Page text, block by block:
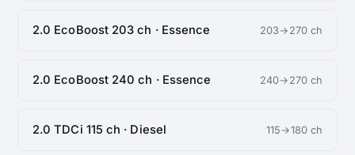
2.0 EcoBoost 203 ch · Essence 203→270 ch
2.0 EcoBoost 240 ch · Essence 240→270 ch
2.0 TDCi 115 ch · Diesel 115→180 ch